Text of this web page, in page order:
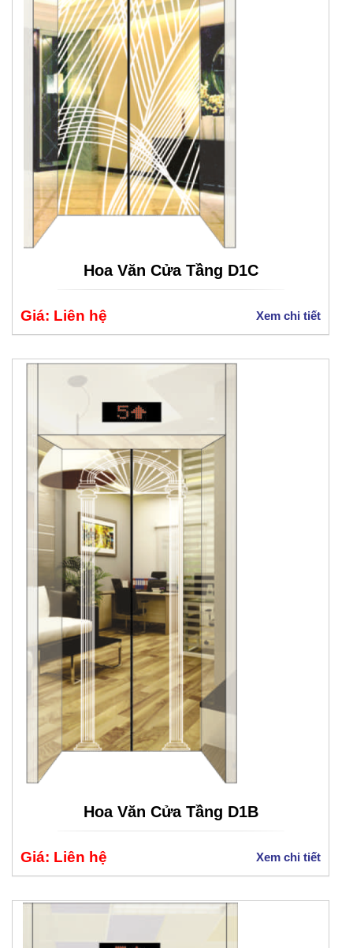
Hoa Văn Cửa Tầng D1C
Giá: Liên hệ Xem chi tiết
Hoa Văn Cửa Tầng D1B
Giá: Liên hệ Xem chi tiết